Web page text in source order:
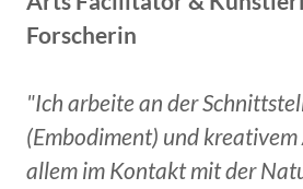
Forscherin
"Ich arbeite an der
(Embodiment) und
allem im Kontakt mit der